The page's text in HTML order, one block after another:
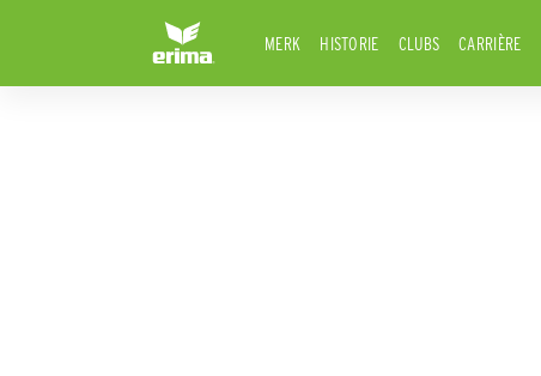
MERK HISTORIE CLUBS CARRIÈRE